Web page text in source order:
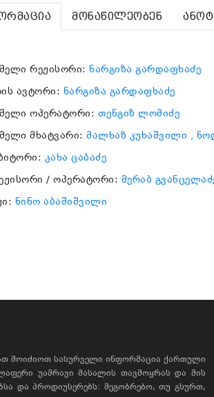
მონაწილეობენ
რეჟისორი: ნარგიზა გარდაფხაძე
ავტორი: ნარგიზა გარდაფხაძე
ოპერატორი: თენგიზ ლომიძე
მხატვარი: მალხაზ კუხაშვილი ,
კახა ცაბაძე
/ ოპერატორი: მერაბ
ნინო აბაშიშვილი
მოიძიოთ სასურველი ინფორმაცია ქართული
უამრავი მასალის თავმოყრას და მის
და პროდიუსერებს: მეგობრებო, თუ გსურთ,